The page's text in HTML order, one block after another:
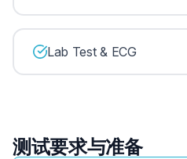
Lab Test & ECG
测试要求与准备